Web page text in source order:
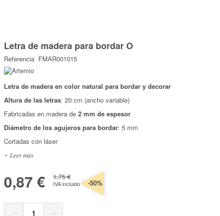
Top Ventas
Temática
Somos Kimidori
comienzo
de
la
galería
de
imágenes
Letra de madera para bordar O
Referencia FMAR001015
Letra de madera en color natural para bordar y decorar
Altura de las letras: 20 cm (ancho variable)
Fabricadas en madera de 2 mm de espesor
Diámetro de los agujeros para bordar: 5 mm
Cortadas con láser
+ Leer más
0,87 € 1,75 €
IVA incluido -50%